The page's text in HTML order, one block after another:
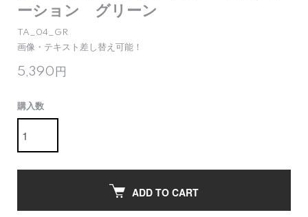
ーション グリーン
TA_04_GR
画像・テキスト差し替え可能！
5,390円
購入数
ADD TO CART